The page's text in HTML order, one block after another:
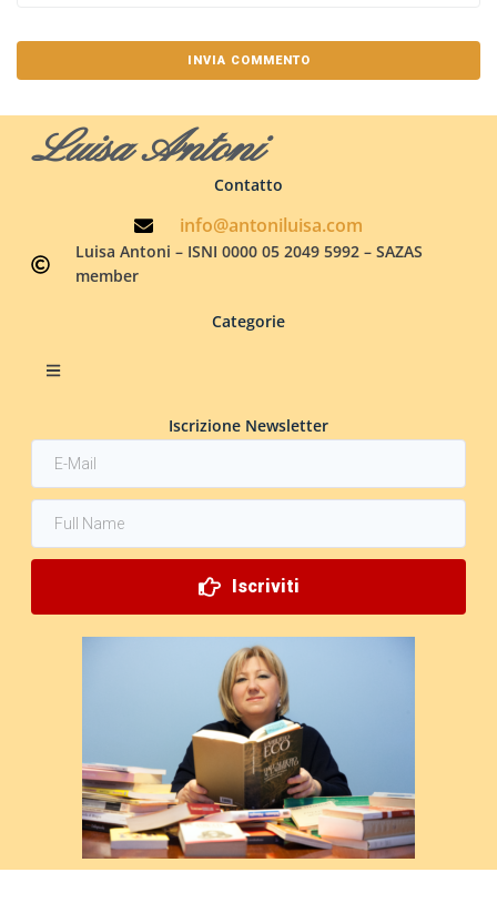
Luisa Antoni
Contatto
info@antoniluisa.com
Luisa Antoni – ISNI 0000 05 2049 5992 – SAZAS
member
Categorie
Iscrizione Newsletter
Iscriviti